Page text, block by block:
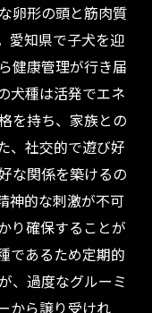
卵形の頭と筋肉質
愛知県で子犬を迎
健康管理が行き届
犬種は活発でエネ
を持ち、家族との
、社交的で遊び好
な関係を築けるの
神的な刺激が不可
り確保することが
であるため定期的
、過度なグルーミ
から譲り受けれ